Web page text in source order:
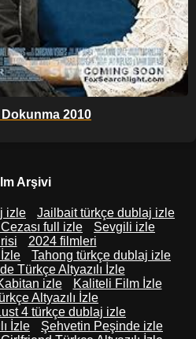
2010
Arşivi
izle
Jailbait türkçe dublaj izle
full izle
Sevgili izle
2024 filmleri
Tahong türkçe dublaj izle
Türkçe Altyazılı İzle
izle
Kaliteli Film İzle
Altyazılı İzle
4 türkçe dublaj izle
İzle
Şehvetin Peşinde izle